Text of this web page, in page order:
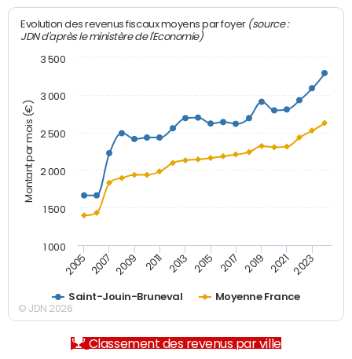
Montant par mois (€)
Evolution des revenus fiscaux moyens par foyer (source :
JDN d'après le ministère de l'Economie)
Saint-Jouin-Bruneval Moyenne France
2005 2007 2009 2011 2013 2015 2017 2019 2021 2023
1 000
1 500
2 000
2 500
3 000
3 500
© JDN 2026
Classement des revenus par ville